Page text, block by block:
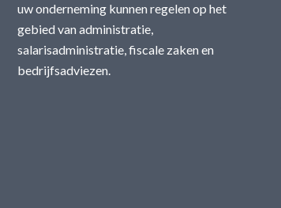
uw onderneming kunnen regelen op het
gebied van administratie,
salarisadministratie, fiscale zaken en
bedrijfsadviezen.